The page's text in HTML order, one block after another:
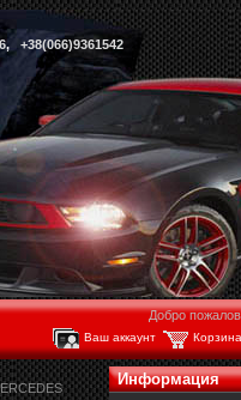
, +38(066)9361542
Добро
Ваш аккаунт
Информация